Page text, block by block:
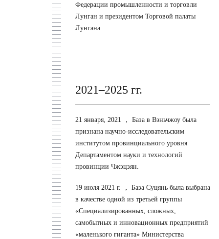
Федерации промышленности и торговли
Лунган и президентом Торговой палаты
Лунгана.
2021–2025 гг.
21 января, 2021 ，
База в Вэньчжоу была
признана научно-исследовательским
институтом провинциального уровня
Департаментом науки и технологий
провинции Чжэцзян.
19 июля 2021 г. ，
База Суцянь была выбрана
в качестве одной из третьей группы
«Специализированных, сложных,
самобытных и инновационных предприятий
«маленького гиганта» Министерства